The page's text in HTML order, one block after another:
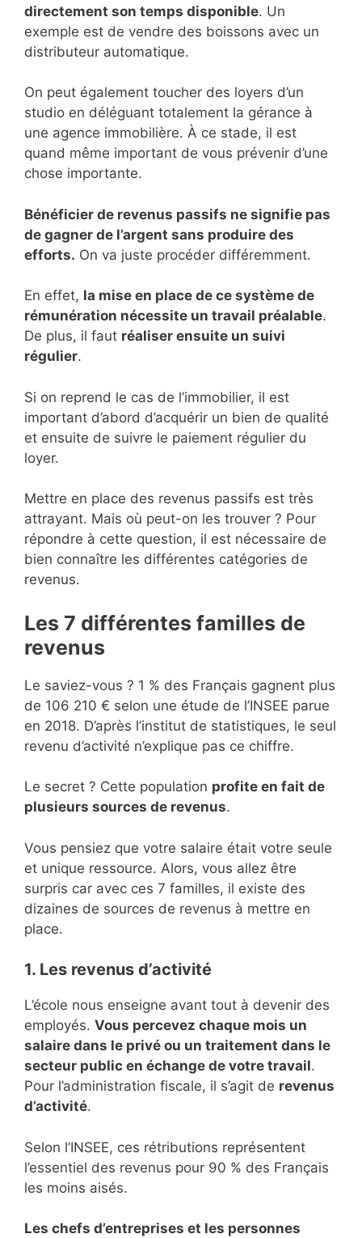
directement son temps disponible. Un
exemple est de vendre des boissons avec un
distributeur automatique.
On peut également toucher des loyers d’un
studio en déléguant totalement la gérance à
une agence immobilière. À ce stade, il est
quand même important de vous prévenir d’une
chose importante.
Bénéficier de revenus passifs ne signifie pas
de gagner de l’argent sans produire des
efforts. On va juste procéder différemment.
En effet, la mise en place de ce système de
rémunération nécessite un travail préalable.
De plus, il faut réaliser ensuite un suivi
régulier.
Si on reprend le cas de l’immobilier, il est
important d’abord d’acquérir un bien de qualité
et ensuite de suivre le paiement régulier du
loyer.
Mettre en place des revenus passifs est très
attrayant. Mais où peut-on les trouver ? Pour
répondre à cette question, il est nécessaire de
bien connaître les différentes catégories de
revenus.
Les 7 différentes familles de
revenus
Le saviez-vous ? 1 % des Français gagnent plus
de 106 210 € selon une étude de l’INSEE parue
en 2018. D’après l’institut de statistiques, le seul
revenu d’activité n’explique pas ce chiffre.
Le secret ? Cette population profite en fait de
plusieurs sources de revenus.
Vous pensiez que votre salaire était votre seule
et unique ressource. Alors, vous allez être
surpris car avec ces 7 familles, il existe des
dizaines de sources de revenus à mettre en
place.
1. Les revenus d’activité
L’école nous enseigne avant tout à devenir des
employés. Vous percevez chaque mois un
salaire dans le privé ou un traitement dans le
secteur public en échange de votre travail.
Pour l’administration fiscale, il s’agit de revenus
d’activité.
Selon l’INSEE, ces rétributions représentent
l’essentiel des revenus pour 90 % des Français
les moins aisés.
Les chefs d’entreprises et les personnes